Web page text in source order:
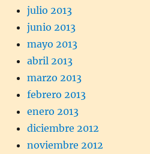
julio 2013
junio 2013
mayo 2013
abril 2013
marzo 2013
febrero 2013
enero 2013
diciembre 2012
noviembre 2012